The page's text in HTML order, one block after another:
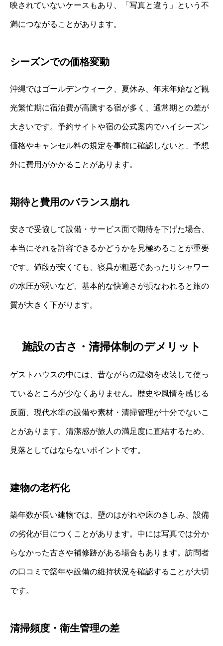
映されていないケースもあり、「写真と違う」という不
満につながることがあります。
シーズンでの価格変動
沖縄ではゴールデンウィーク、夏休み、年末年始など観
光繁忙期に宿泊費が高騰する宿が多く、通常期との差が
大きいです。予約サイトや宿の公式案内でハイシーズン
価格やキャンセル料の規定を事前に確認しないと、予想
外に費用がかかることがあります。
期待と費用のバランス崩れ
安さで妥協して設備・サービス面で期待を下げた場合、
本当にそれを許容できるかどうかを見極めることが重要
です。値段が安くても、寝具が粗悪であったりシャワー
の水圧が弱いなど、基本的な快適さが損なわれると旅の
質が大きく下がります。
施設の古さ・清掃体制のデメリット
ゲストハウスの中には、昔ながらの建物を改装して使っ
ているところが少なくありません。歴史や風情を感じる
反面、現代水準の設備や素材・清掃管理が十分でないこ
とがあります。清潔感が旅人の満足度に直結するため、
見落としてはならないポイントです。
建物の老朽化
築年数が長い建物では、壁のはがれや床のきしみ、設備
の劣化が目につくことがあります。中には写真では分か
らなかった古さや補修跡がある場合もあります。訪問者
の口コミで築年や設備の維持状況を確認することが大切
です。
清掃頻度・衛生管理の差